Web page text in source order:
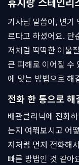
기사님 말씀이, 변기
르다고 하셨어요. 단
저처럼 딱딱한 이물
큰 피해로 이어질 수
에 맞는 방법으로 해
전화 한 통으로
배관클리닉에 전화
는지 여쭤보시고 어
저처럼 먼저 전화해
빠른 방법인 것 같아